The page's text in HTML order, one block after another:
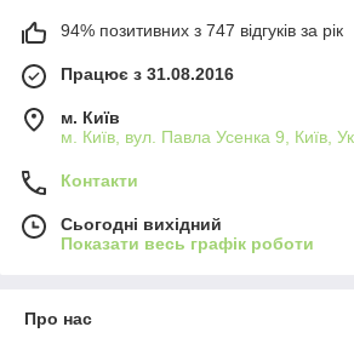
94% позитивних з 747 відгуків за рік
Працює з 31.08.2016
м. Київ
м. Київ, вул. Павла Усенка 9, Київ,
Контакти
Сьогодні вихідний
Показати весь графік роботи
Про нас